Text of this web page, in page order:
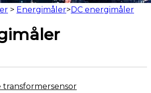
> Energimåler>DC energimåler